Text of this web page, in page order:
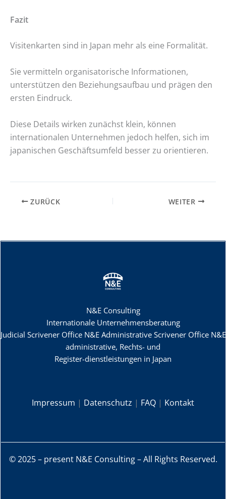
Fazit
Visitenkarten sind in Japan mehr als eine Formalität.
Sie vermitteln organisatorische Informationen,
unterstützen den Beziehungsaufbau und prägen den
ersten Eindruck.
Diese Details wirken zunächst klein, können
internationalen Unternehmen jedoch helfen, sich im
japanischen Geschäftsumfeld besser zu orientieren.
ZURÜCK WEITER
N&E Consulting
Internationale Unternehmensberatung
Judicial Scrivener Office N&E Administrative Scrivener Office N&E
administrative, Rechts- und
Register-dienstleistungen in Japan
Impressum | Datenschutz | FAQ | Kontakt
© 2025 – present N&E Consulting – All Rights Reserved.